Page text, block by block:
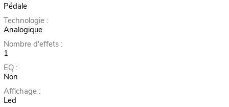
Pédale
Technologie :
Analogique
Nombre d'effets :
1
EQ :
Non
Affichage :
Led